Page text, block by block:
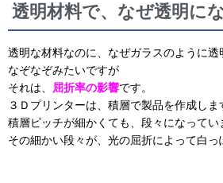
透明材料で、なぜ透明に
透明な材料なのに、なぜガラスのように透
なぞなぞみたいですが
それは、
屈折率の影響です。
３Ｄプリンターは、積層で製品を作成しま
積層ピッチが細かくても、段々になってい
その細かい段々が、光の屈折によって白っ